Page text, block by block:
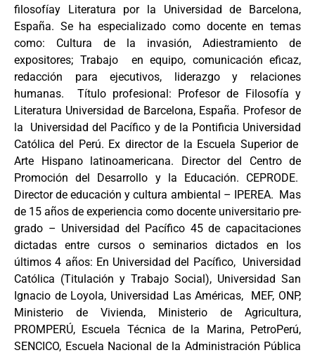
filosofíay Literatura por la Universidad de Barcelona,
España. Se ha especializado como docente en temas
como: Cultura de la invasión, Adiestramiento de
expositores; Trabajo en equipo, comunicación eficaz,
redacción para ejecutivos, liderazgo y relaciones
humanas. Título profesional: Profesor de Filosofía y
Literatura Universidad de Barcelona, España. Profesor de
la Universidad del Pacífico y de la Pontificia Universidad
Católica del Perú. Ex director de la Escuela Superior de
Arte Hispano latinoamericana. Director del Centro de
Promoción del Desarrollo y la Educación. CEPRODE.
Director de educación y cultura ambiental – IPEREA. Mas
de 15 años de experiencia como docente universitario pre-
grado – Universidad del Pacífico 45 de capacitaciones
dictadas entre cursos o seminarios dictados en los
últimos 4 años: En Universidad del Pacífico, Universidad
Católica (Titulación y Trabajo Social), Universidad San
Ignacio de Loyola, Universidad Las Américas, MEF, ONP,
Ministerio de Vivienda, Ministerio de Agricultura,
PROMPERÚ, Escuela Técnica de la Marina, PetroPerú,
SENCICO, Escuela Nacional de la Administración Pública